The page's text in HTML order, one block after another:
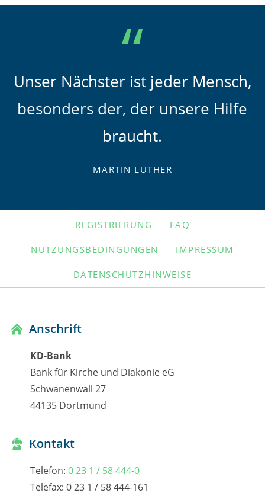
Unser Nächster ist jeder Mensch,
besonders der, der unsere Hilfe
braucht.
MARTIN LUTHER
NAVIGATION
REGISTRIERUNG FAQ
NUTZUNGSBEDINGUNGEN IMPRESSUM
DATENSCHUTZHINWEISE
Anschrift
KD-Bank
Bank für Kirche und Diakonie eG
Schwanenwall 27
44135 Dortmund
Kontakt
Telefon: 0 23 1 / 58 444-0
Telefax: 0 23 1 / 58 444-161